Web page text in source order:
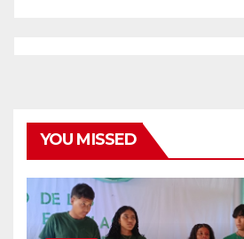
YOU MISSED